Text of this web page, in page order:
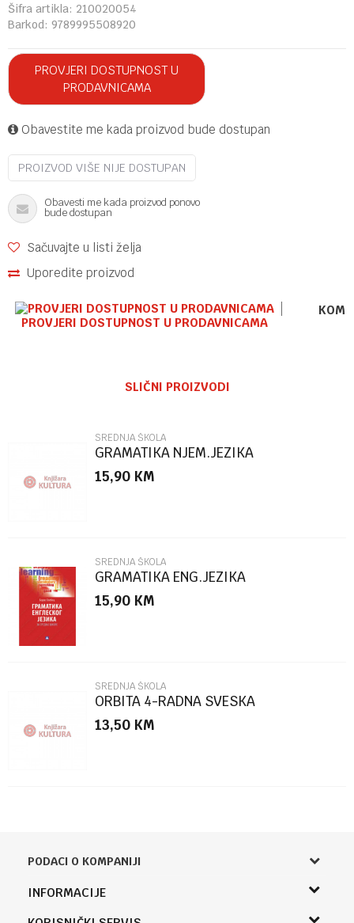
Šifra artikla: 210020054
Barkod: 9789995508920
PROVJERI DOSTUPNOST U
PRODAVNICAMA
Obavestite me kada proizvod bude dostupan
PROIZVOD VIŠE NIJE DOSTUPAN
Obavesti me kada proizvod ponovo
bude dostupan
Sačuvajte u listi želja
Uporedite proizvod
PROVJERI DOSTUPNOST U PRODAVNICAMA
Poruka
POŠALJI
SLIČNI PROIZVODI
SREDNJA ŠKOLA
GRAMATIKA NJEM.JEZIKA
15,90 KM
SREDNJA ŠKOLA
GRAMATIKA ENG.JEZIKA
15,90 KM
SREDNJA ŠKOLA
ORBITA 4-RADNA SVESKA
13,50 KM
PODACI O KOMPANIJI
Knjižara Kultura
INFORMACIJE
O nama